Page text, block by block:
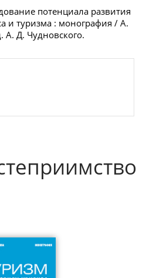
потенциала развития
и туризма : монография / А.
А. Д. Чудновского.